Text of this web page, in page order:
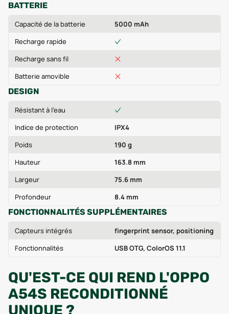
BATTERIE
Capacité de la batterie
5000 mAh
Recharge rapide
Recharge sans fil
Batterie amovible
DESIGN
Résistant à l'eau
Indice de protection
IPX4
Poids
190 g
Hauteur
163.8 mm
Largeur
75.6 mm
Profondeur
8.4 mm
FONCTIONNALITÉS SUPPLÉMENTAIRES
Capteurs intégrés
fingerprint sensor, positioning
Fonctionnalités
USB OTG, ColorOS 11.1
QU'EST-CE QUI REND L'OPPO
A54S RECONDITIONNÉ
UNIQUE ?